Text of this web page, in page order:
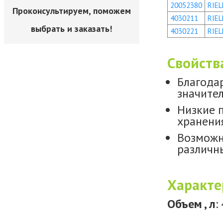
Проконсультируем, поможем
выбрать и заказать!
20052380
4030211
4030221
Низкие
Объем , л: